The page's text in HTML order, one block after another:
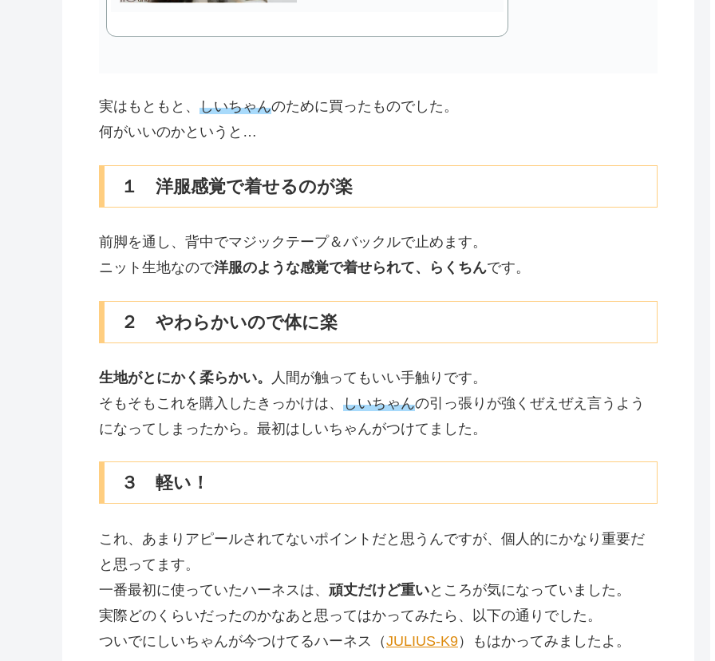
実はもともと、 しいちゃんのために買ったものでした。
何がいいのかというと…
１ 洋服感覚で着せるのが楽
前脚を通し、背中でマジックテープ＆バックルで止めます。
ニット生地なので洋服のような感覚で着せられて、らくちんです。
２ やわらかいので体に楽
生地がとにかく柔らかい。
人間が触ってもいい手触りです。
そもそもこれを購入したきっかけは、 しいちゃんの引っ張りが強くぜえぜえ言うよう
になってしまったから。最初はしいちゃんがつけてました。
３ 軽い！
これ、あまりアピールされてないポイントだと思うんですが、個人的にかなり重要だ
と思ってます。
一番最初に使っていたハーネスは、 頑丈だけど重いところが気になっていました。
実際どのくらいだったのかなあと思ってはかってみたら、以下の通りでした。
ついでにしいちゃんが今つけてるハーネス（JULIUS-K9）もはかってみましたよ。